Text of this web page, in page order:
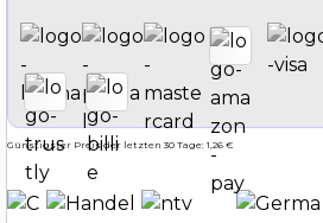
Günstigster Preis der letzten 30 Tage: 1,26 €